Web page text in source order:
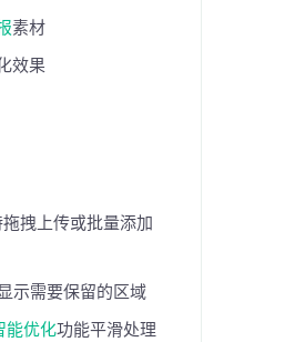
素材
效果
拽上传或批量添加
示需要保留的区域
能优化功能平滑处理